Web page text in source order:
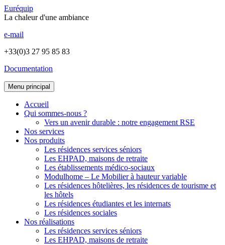
Euréquip
La chaleur d'une ambiance
e-mail
+33(0)3 27 95 85 83
Documentation
Menu principal
Accueil
Qui sommes-nous ?
Vers un avenir durable : notre engagement RSE
Nos services
Nos produits
Les résidences services séniors
Les EHPAD, maisons de retraite
Les établissements médico-sociaux
Modulhome – Le Mobilier à hauteur variable
Les résidences hôtelières, les résidences de tourisme et
les hôtels
Les résidences étudiantes et les internats
Les résidences sociales
Nos réalisations
Les résidences services séniors
Les EHPAD, maisons de retraite